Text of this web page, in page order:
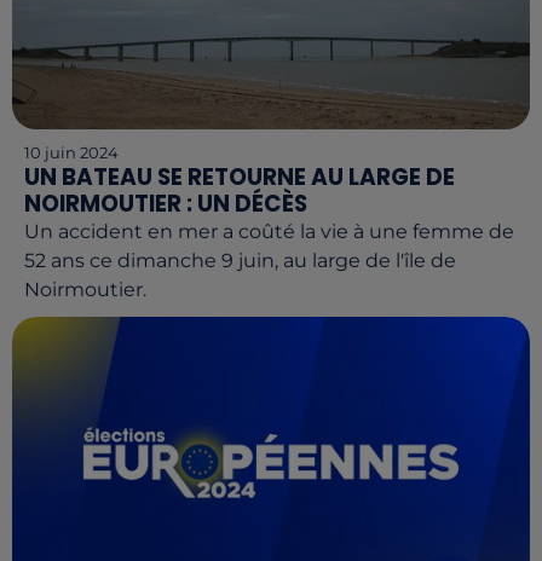
10 juin 2024
UN BATEAU SE RETOURNE AU LARGE DE
NOIRMOUTIER : UN DÉCÈS
Un accident en mer a coûté la vie à une femme de
52 ans ce dimanche 9 juin, au large de l'île de
Noirmoutier.